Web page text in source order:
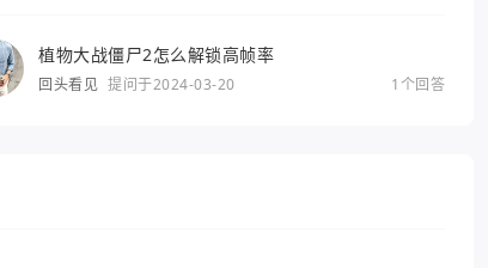
植物大战僵尸2怎么解锁高帧率
回头看见 提问于2024-03-20 1个回答